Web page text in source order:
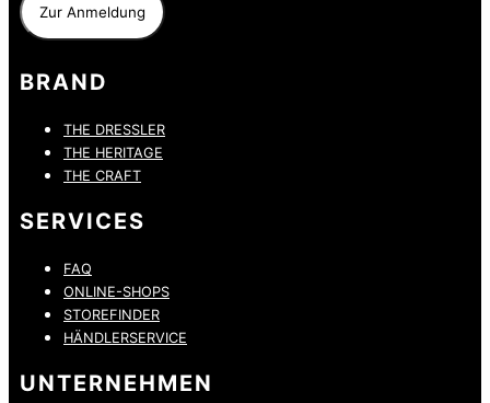
BRAND
THE DRESSLER
THE HERITAGE
THE CRAFT
SERVICES
FAQ
ONLINE-SHOPS
STOREFINDER
HÄNDLERSERVICE
UNTERNEHMEN